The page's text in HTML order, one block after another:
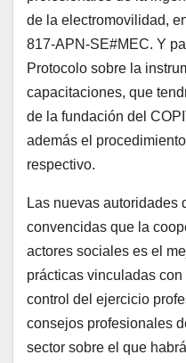
de la electromovilidad,
817-APN-SE#MEC. Y
Protocolo sobre la
capacitaciones, que
de la fundación del
además el
respectivo.
Las nuevas autoridades
convencidas que la
actores sociales es el
prácticas vinculadas con
control del ejercicio
consejos profesionales
sector sobre el que